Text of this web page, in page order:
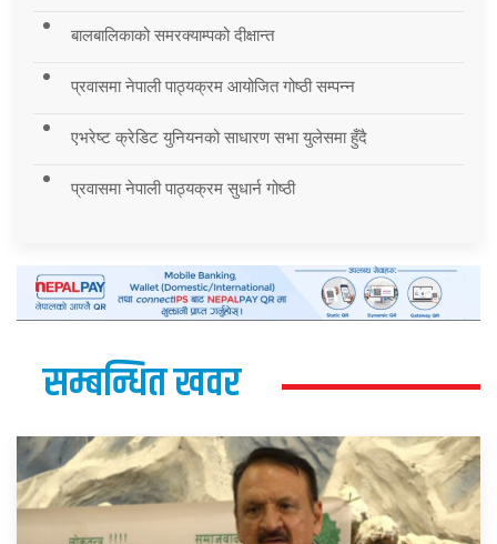
बालबालिकाको समरक्याम्पको दीक्षान्त
प्रवासमा नेपाली पाठ्यक्रम आयोजित गोष्ठी सम्पन्न
एभरेष्ट क्रेडिट युनियनको साधारण सभा युलेसमा हुँदै
प्रवासमा नेपाली पाठ्यक्रम सुधार्न गोष्ठी
सम्बन्धित खवर